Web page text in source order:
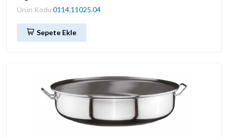
Ürün Kodu 0114.11025.04
Sepete Ekle